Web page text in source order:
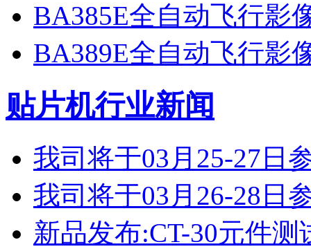
BA385E全自动飞行影
BA389E全自动飞行影
贴片机行业新闻
我司将于03月25-27日
我司将于03月26-28日
新品发布:CT-30元件测